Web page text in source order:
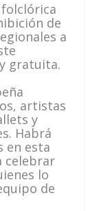
de
a
gratuita.
artistas
y
Habrá
en esta
celebrar
lo
de